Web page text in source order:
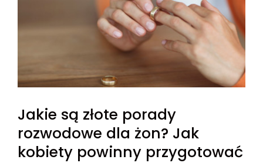
Jakie są złote porady
rozwodowe dla żon? Jak
kobiety powinny przygotować